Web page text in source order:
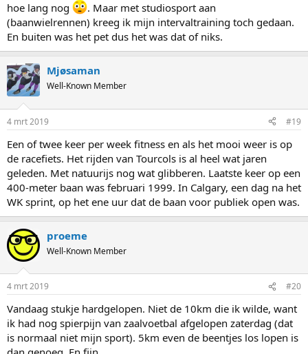
hoe lang nog
. Maar met studiosport aan
(baanwielrennen) kreeg ik mijn intervaltraining toch gedaan.
En buiten was het pet dus het was dat of niks.
Mjøsaman
Well-Known Member
4 mrt 2019 #19
Een of twee keer per week fitness en als het mooi weer is op
de racefiets. Het rijden van Tourcols is al heel wat jaren
geleden. Met natuurijs nog wat glibberen. Laatste keer op een
400-meter baan was februari 1999. In Calgary, een dag na het
WK sprint, op het ene uur dat de baan voor publiek open was.
proeme
Well-Known Member
4 mrt 2019 #20
Vandaag stukje hardgelopen. Niet de 10km die ik wilde, want
ik had nog spierpijn van zaalvoetbal afgelopen zaterdag (dat
is normaal niet mijn sport). 5km even de beentjes los lopen is